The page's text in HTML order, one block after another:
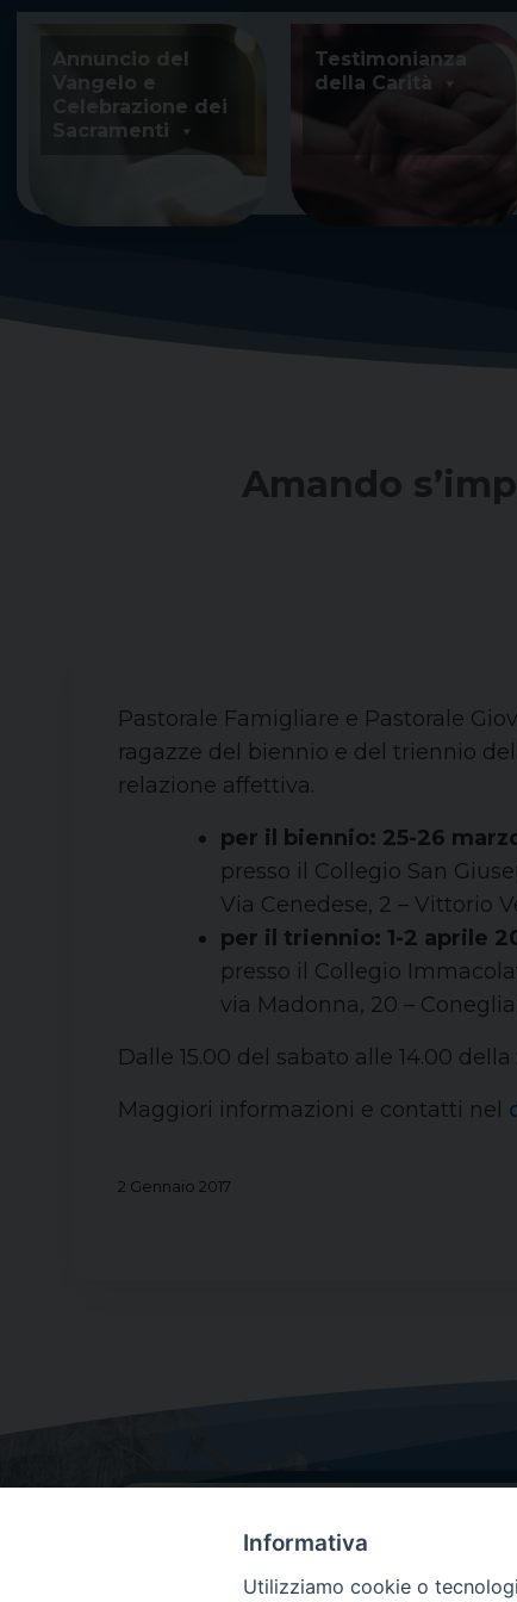
Skip
content
Annuncio del
Vangelo e
Celebrazione dei
Sacramenti
Testimonianza
della Carità
Amando
Pastorale Famigliare e Pastorale
ragazze del biennio e del triennio
relazione affettiva.
per il biennio: 25-26
presso il Collegio San
Via Cenedese, 2 – Vittorio
per il triennio: 1-2 aprile
presso il Collegio
via Madonna, 20 –
Dalle 15.00 del sabato alle 14.00
Maggiori informazioni e contatti nel
2 Gennaio 2017
Informativa
Utilizziamo cookie o